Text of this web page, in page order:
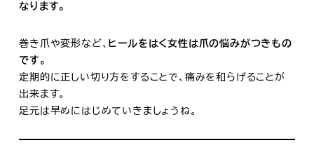
なります。
巻き爪や変形など、 ヒールをはく女性は爪の悩みがつきもの
です。
定期的に正しい切り方をすることで、痛みを和らげることが
出来ます。
足元は早めにはじめていきましょうね。